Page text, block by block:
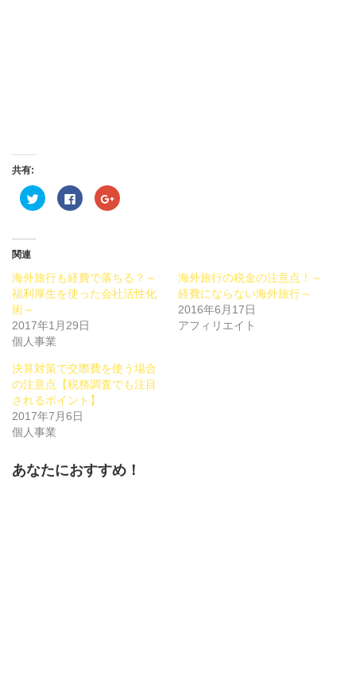
共有:
ク
リ
共
有
(新
し
ウ
ィ
ン
ド
で
開
き
ま
す)
Facebook
で
ク
リ
ッ
ク
て
く
(新
し
い
ウ
ィ
ン
ド
き
ま
す)
ク
リ
共
有
(新
し
で
開
き
関連
海外旅行も経費で落ちる？～
福利厚生を使った会社活性化
術～
2017年1月29日
個人事業
海外旅行の税金の注意点！～
経費にならない海外旅行～
2016年6月17日
アフィリエイト
決算対策で交際費を使う場合
の注意点【税務調査でも注目
されるポイント】
2017年7月6日
個人事業
あなたにおすすめ！